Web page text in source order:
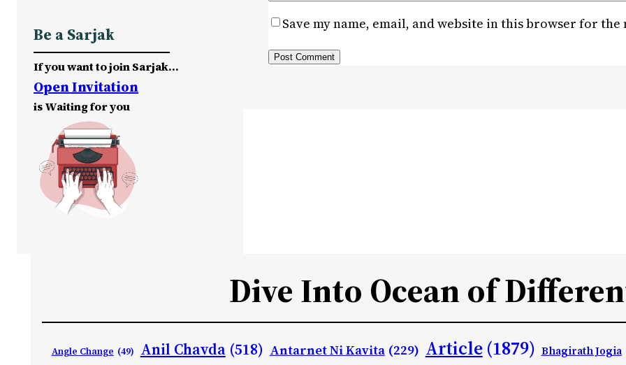
Be a Sarjak
If you want to join Sarjak…
Open Invitation
is Waiting for you
Save my name, email, and website in this browser for
Dive Into Ocean of
Angle Change (49) Anil Chavda (518) Antarnet Ni Kavita (229) Article (1879) Bhagirath Jogia